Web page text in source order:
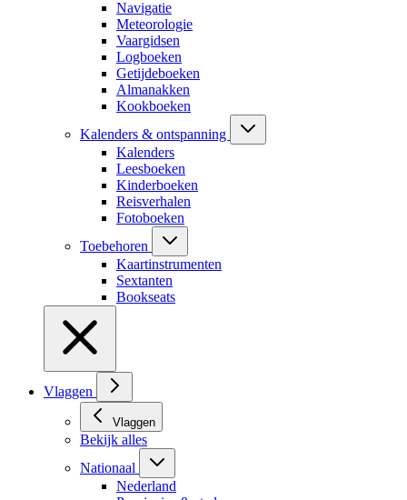
Navigatie
Meteorologie
Vaargidsen
Logboeken
Getijdeboeken
Almanakken
Kookboeken
Kalenders & ontspanning
Kalenders
Leesboeken
Kinderboeken
Reisverhalen
Fotoboeken
Toebehoren
Kaartinstrumenten
Sextanten
Bookseats
Vlaggen
Vlaggen
Bekijk alles
Nationaal
Nederland